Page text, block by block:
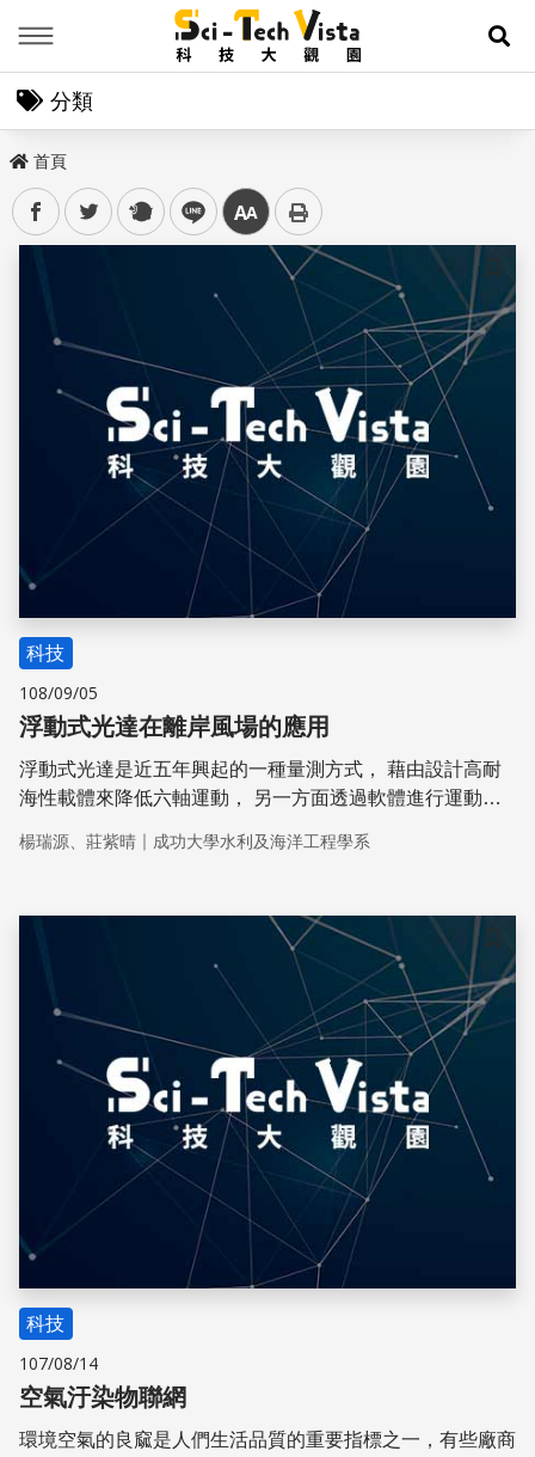
展
分類
首頁
facebooktwitter plurk line 中
儲存
科技
108/09/05
浮動式光達在離岸風場的應用
浮動式光達是近五年興起的一種量測方式， 藉由設計高耐
海性載體來降低六軸運動， 另一方面透過軟體進行運動補
數海況下可類似於在固定平台上運作。
楊瑞源、莊紫晴 ｜ 成功大學水利及海洋工程學系
儲存
科技
107/08/14
空氣汙染物聯網
環境空氣的良窳是人們生活品質的重要指標之一，有些廠商